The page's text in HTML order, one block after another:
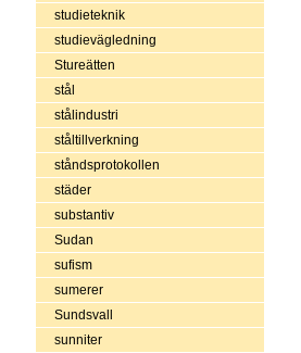
studieteknik
studievägledning
Stureätten
stål
stålindustri
ståltillverkning
ståndsprotokollen
städer
substantiv
Sudan
sufism
sumerer
Sundsvall
sunniter